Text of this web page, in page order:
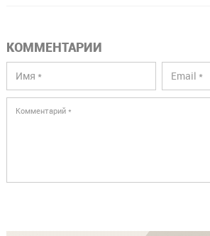
КОММЕНТАРИИ